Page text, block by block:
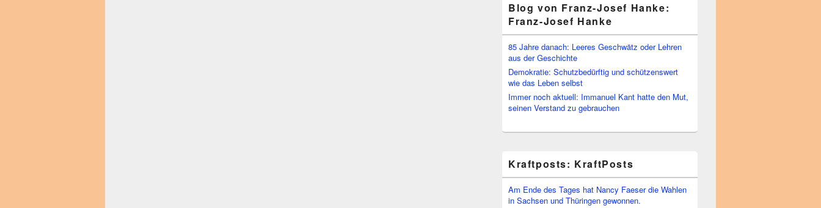
Blog von Franz-Josef Hanke:
Franz-Josef Hanke
85 Jahre danach: Leeres Geschwätz oder Lehren
aus der Geschichte
Demokratie: Schutzbedürftig und schützenswert
wie das Leben selbst
Immer noch aktuell: Immanuel Kant hatte den Mut,
seinen Verstand zu gebrauchen
Kraftposts: KraftPosts
Am Ende des Tages hat Nancy Faeser die Wahlen
in Sachsen und Thüringen gewonnen.